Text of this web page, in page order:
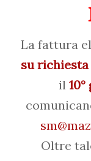
La fattura
su richiesta
il
Oltre